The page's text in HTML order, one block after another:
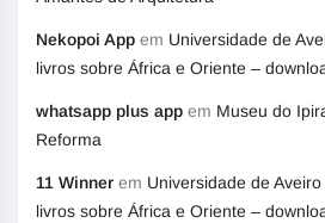
Nekopoi App em Universidade de
livros sobre África e Oriente –
whatsapp plus app em Museu do
Reforma
11 Winner em Universidade de
livros sobre África e Oriente –